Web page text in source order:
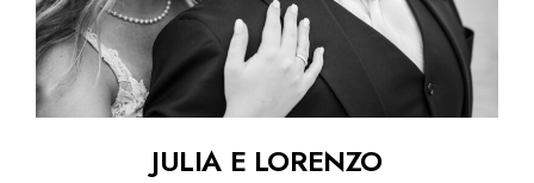
JULIA E LORENZO